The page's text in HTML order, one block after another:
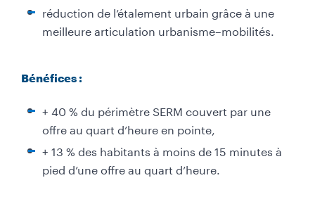
réduction de l’étalement urbain grâce à une
meilleure articulation urbanisme–mobilités.
Bénéfices :
+ 40 % du périmètre SERM couvert par une
offre au quart d’heure en pointe,
+ 13 % des habitants à moins de 15 minutes à
pied d’une offre au quart d’heure.